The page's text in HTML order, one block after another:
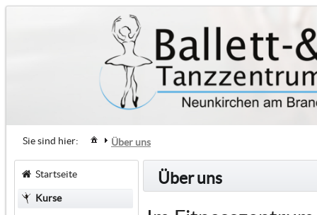
Sie sind hier: Über uns
Startseite
Kurse
Über uns